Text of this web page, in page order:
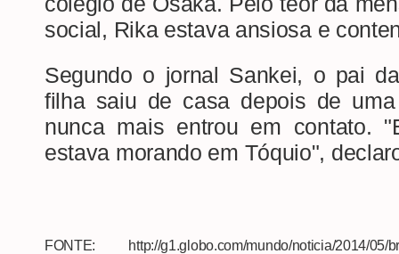
social, Rika estava ansiosa e
Segundo o jornal Sankei, o pai
filha saiu de casa depois de
nunca mais entrou em contato.
estava morando em Tóquio",
FONTE: http://g1.globo.com/mundo/noticia/2014/05/